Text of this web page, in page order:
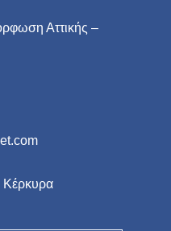
Αττικής –
Κέρκυρα